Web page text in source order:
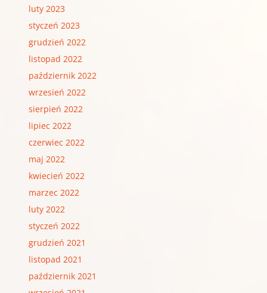
luty 2023
styczeń 2023
grudzień 2022
listopad 2022
październik 2022
wrzesień 2022
sierpień 2022
lipiec 2022
czerwiec 2022
maj 2022
kwiecień 2022
marzec 2022
luty 2022
styczeń 2022
grudzień 2021
listopad 2021
październik 2021